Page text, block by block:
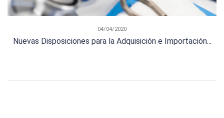
04/04/2020
Nuevas Disposiciones para la Adquisición e Importación...